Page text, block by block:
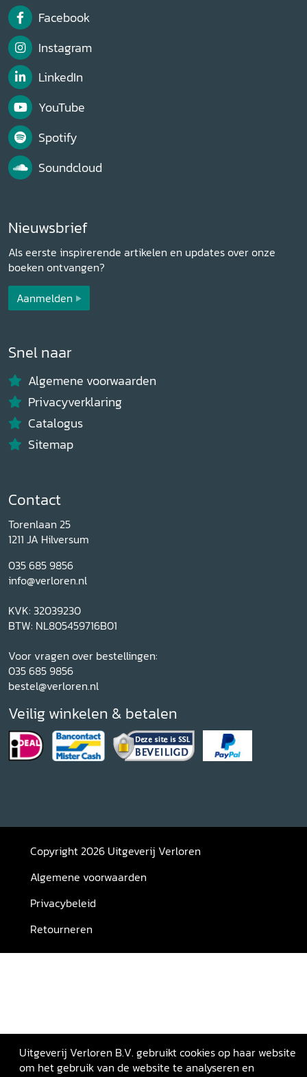
Facebook
Instagram
LinkedIn
YouTube
Spotify
Soundcloud
Nieuwsbrief
Als eerste inspirerende artikelen en updates over onze
boeken ontvangen?
Aanmelden
Snel naar
Algemene voorwaarden
Privacyverklaring
Catalogus
Sitemap
Contact
Torenlaan 25
1211 JA Hilversum
035 685 9856
info@verloren.nl
KVK: 32039230
BTW: NL805459716B01
Voor vragen over bestellingen:
035 685 9856
bestel@verloren.nl
Veilig winkelen & betalen
Copyright 2026 Uitgeverij Verloren
Algemene voorwaarden
Privacybeleid
Retourneren
Uitgeverij Verloren B.V. gebruikt cookies op haar website
om het gebruik van de website te analyseren en